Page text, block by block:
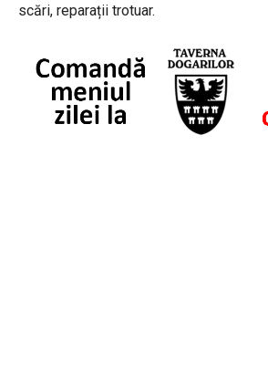
scări, reparații trotuar.